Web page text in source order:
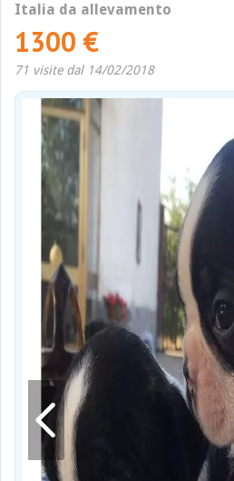
Italia da allevamento
1300 €
71 visite dal 14/02/2018